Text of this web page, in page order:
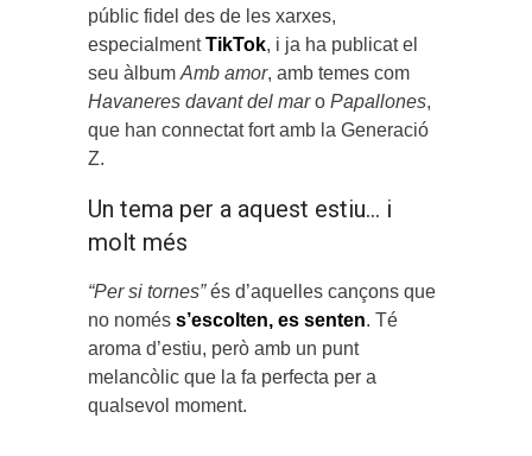
públic fidel des de les xarxes,
especialmentTikTok, i ja ha publicat el
seu àlbum Amb amor, amb temes com
Havaneres davant del maro Papallones,
que han connectat fort amb la Generació
Z.
Un tema per a aquest estiu… i
molt més
“Per si tornes”és d’aquelles cançons que
no només s’escolten, es senten. Té
aroma d’estiu, però amb un punt
melancòlic que la fa perfecta per a
qualsevol moment.